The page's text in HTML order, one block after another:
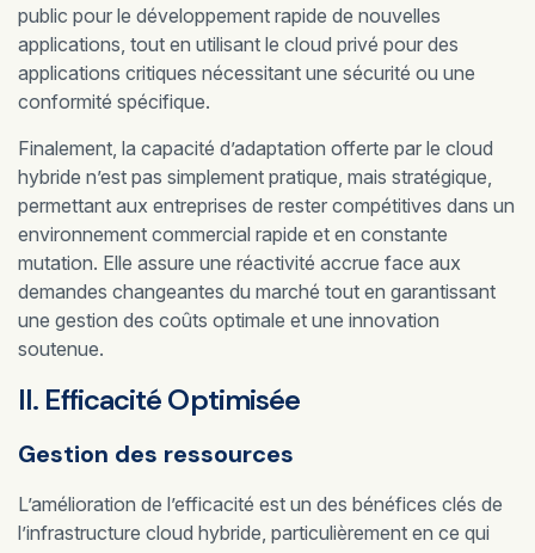
public pour le développement rapide de nouvelles
applications, tout en utilisant le cloud privé pour des
applications critiques nécessitant une sécurité ou une
conformité spécifique.
Finalement, la capacité d’adaptation offerte par le cloud
hybride n’est pas simplement pratique, mais stratégique,
permettant aux entreprises de rester compétitives dans un
environnement commercial rapide et en constante
mutation. Elle assure une réactivité accrue face aux
demandes changeantes du marché tout en garantissant
une gestion des coûts optimale et une innovation
soutenue.
II. Efficacité Optimisée
Gestion des ressources
L’amélioration de l’efficacité est un des bénéfices clés de
l’infrastructure cloud hybride, particulièrement en ce qui